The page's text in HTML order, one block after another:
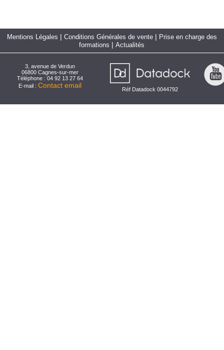
Mentions Légales | Conditions Générales de vente | Prise en charge des
formations |Actualités
3, avenue de Verdun
06800 Cagnes-sur-mer
Téléphone : 04 92 13 27 64
E-mail : Contact email Réf Datadock 0044792